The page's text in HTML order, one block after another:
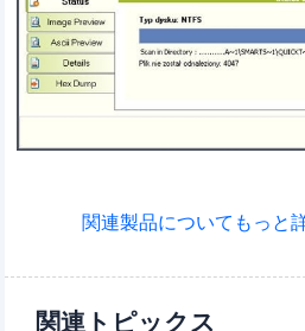
関連製品についてもっと
関連トピックス